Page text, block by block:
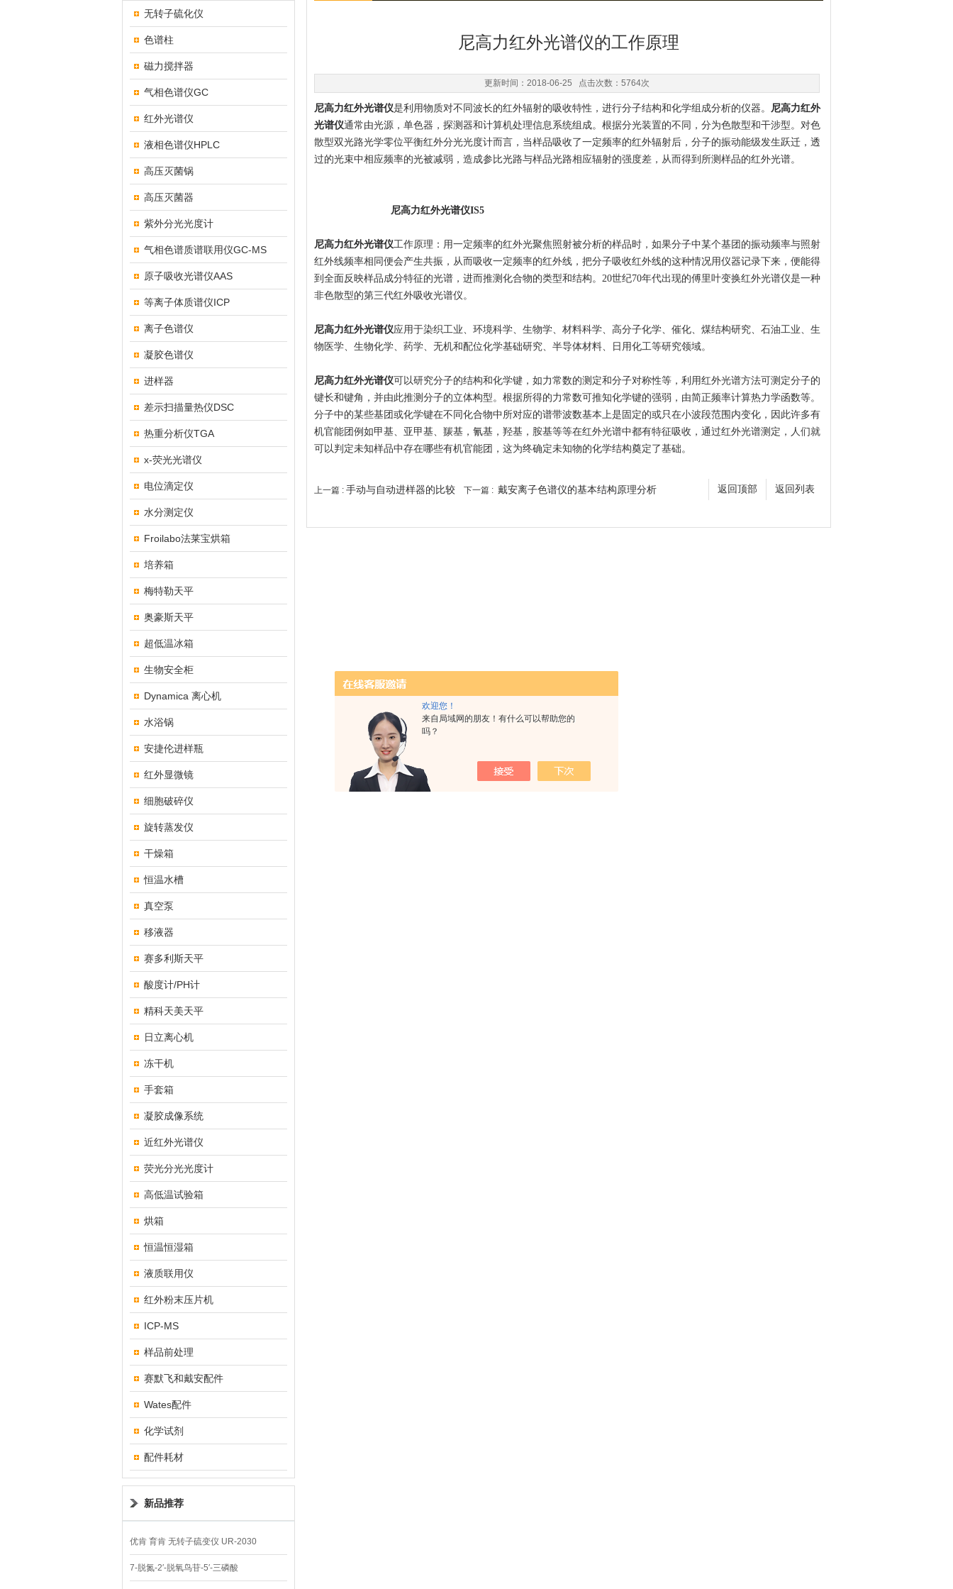
欢迎您！
来自局域网的朋友！有什么可以帮助您的
吗？
无转子硫化仪
色谱柱
磁力搅拌器
气相色谱仪GC
红外光谱仪
液相色谱仪HPLC
高压灭菌锅
高压灭菌器
紫外分光光度计
气相色谱质谱联用仪GC-MS
原子吸收光谱仪AAS
等离子体质谱仪ICP
离子色谱仪
凝胶色谱仪
进样器
差示扫描量热仪DSC
热重分析仪TGA
x-荧光光谱仪
电位滴定仪
水分测定仪
Froilabo法莱宝烘箱
培养箱
梅特勒天平
奥豪斯天平
超低温冰箱
生物安全柜
Dynamica 离心机
水浴锅
安捷伦进样瓶
红外显微镜
细胞破碎仪
旋转蒸发仪
干燥箱
恒温水槽
真空泵
移液器
赛多利斯天平
酸度计/PH计
精科天美天平
日立离心机
冻干机
手套箱
凝胶成像系统
近红外光谱仪
荧光分光光度计
高低温试验箱
烘箱
恒温恒湿箱
液质联用仪
红外粉末压片机
ICP-MS
样品前处理
赛默飞和戴安配件
Wates配件
化学试剂
配件耗材
新品推荐
优肯 育肯 无转子硫变仪 UR-2030
7-脱氮-2′-脱氧鸟苷-5′-三磷酸
尼高力红外光谱仪的工作原理
更新时间：2018-06-25 点击次数：5764次
尼高力红外光谱仪是利用物质对不同波长的红外辐射的吸收特性，进行分子结构和化学组成分析的仪器。 尼高力红外
光谱仪通常由光源，单色器，探测器和计算机处理信息系统组成。根据分光装置的不同，分为色散型和干涉型。对色
散型双光路光学零位平衡红外分光光度计而言，当样品吸收了一定频率的红外辐射后，分子的振动能级发生跃迁，透
过的光束中相应频率的光被减弱，造成参比光路与样品光路相应辐射的强度差，从而得到所测样品的红外光谱。
尼高力红外光谱仪IS5
尼高力红外光谱仪工作原理：用一定频率的红外光聚焦照射被分析的样品时，如果分子中某个基团的振动频率与照射
红外线频率相同便会产生共振，从而吸收一定频率的红外线，把分子吸收红外线的这种情况用仪器记录下来，便能得
到全面反映样品成分特征的光谱，进而推测化合物的类型和结构。20世纪70年代出现的傅里叶变换红外光谱仪是一种
非色散型的第三代红外吸收光谱仪。
尼高力红外光谱仪应用于染织工业、环境科学、生物学、材料科学、高分子化学、催化、煤结构研究、石油工业、生
物医学、生物化学、药学、无机和配位化学基础研究、半导体材料、日用化工等研究领域。
尼高力红外光谱仪可以研究分子的结构和化学键，如力常数的测定和分子对称性等，利用红外光谱方法可测定分子的
键长和键角，并由此推测分子的立体构型。根据所得的力常数可推知化学键的强弱，由简正频率计算热力学函数等。
分子中的某些基团或化学键在不同化合物中所对应的谱带波数基本上是固定的或只在小波段范围内变化，因此许多有
机官能团例如甲基、亚甲基、羰基，氰基，羟基，胺基等等在红外光谱中都有特征吸收，通过红外光谱测定，人们就
可以判定未知样品中存在哪些有机官能团，这为终确定未知物的化学结构奠定了基础。
返回列表
返回顶部
上一篇 : 手动与自动进样器的比较 下一篇 : 戴安离子色谱仪的基本结构原理分析